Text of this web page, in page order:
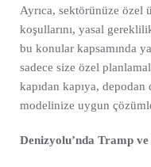
Ayrıca, sektörünüze
koşullarını, yasal
bu konular kapsamında
sadece size özel
kapıdan kapıya,
modelinize uygun
Denizyolu’nda Tramp ve